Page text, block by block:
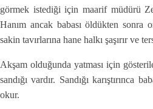
görmek istediği için maarif müdürü
Hanım ancak babası öldükten sonra
sakin tavırlarına hane halkı şaşırır ve
Akşam olduğunda yatması için
sandığı vardır. Sandığı karıştırınca
okur.